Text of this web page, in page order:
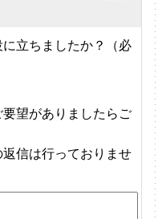
立ちましたか？（必
望がありましたらご
信は行っておりませ